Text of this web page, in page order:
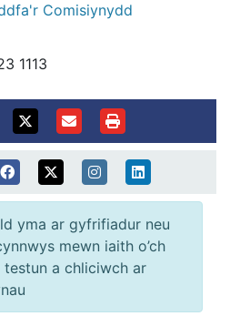
Comisiynydd
1113
yma ar gyfrifiadur neu
mewn iaith o’ch
a chliciwch ar